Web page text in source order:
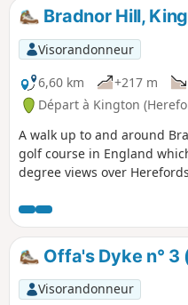
Bradnor Hill,
Visorandonneur
6,60 km
+217 m
Départ à Kington
A walk up to and around
golf course in England
degree views over
up and descent. This walk
Kington Golf Course: be
golfers.Offa's Dyke n° 3
Visorandonneur